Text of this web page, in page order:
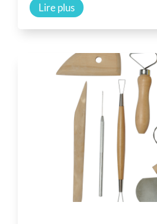
Lire plus